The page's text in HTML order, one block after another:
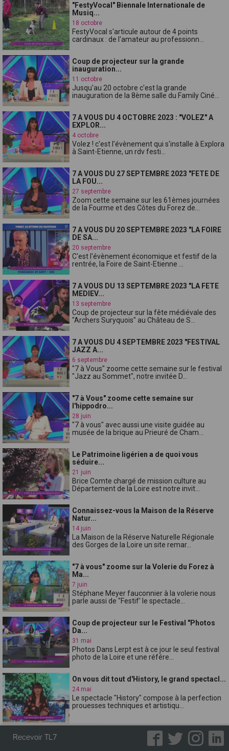
"FestyVocal" Biennale Internationale de
Musiq...
18 octobre
FestyVocal s'articule autour de 4 points
cardinaux : de l'amateur au professionn...
Coup de projecteur sur la grande
inauguration...
11 octobre
Jusqu'au 20 octobre c'est la grande
inauguration de la 8ème salle du Family Ciné...
7 A VOUS DU 4 OCTOBRE 2023 : "VOLEZ" A
EXPLOR...
4 octobre
Volez ! c'est l'évènement qui s'installe à Explora
à Saint-Etienne, un rdv festi...
7 A VOUS DU 27 SEPTEMBRE 2023 "FETE DE
LA FOU...
27 septembre
Zoom cette semaine sur les 61èmes journées
de la Fourme et des Côtes du Forez de...
7 A VOUS DU 20 SEPTEMBRE 2023 "LA FOIRE
DE SA...
20 septembre
C'est l'évènement économique et festif de la
rentrée, la Foire de Saint-Etienne ...
7 A VOUS DU 13 SEPTEMBRE 2023 "LA FETE
MEDIEV...
13 septembre
Coup de projecteur sur la fête médiévale des
"Archers Suryquois" au Château de S...
7 A VOUS DU 4 SEPTEMBRE 2023 "FESTIVAL
JAZZ A...
6 septembre
"7 à Vous" zoome cette semaine sur le festival
"Jazz au Sommet", notre invitée D...
"7 à Vous" zoome cette semaine sur
l'hippodro...
28 juin
"7 à vous" avec aussi une visite guidée au
musée de la brique au Prieuré de Cham...
Le Patrimoine ligérien a de quoi vous
séduire...
21 juin
Brice Comte chargé de mission culture au
Département de la Loire est notre invit...
Connaissez-vous la Maison de la Réserve
Natur...
14 juin
La Maison de la Réserve Naturelle Régionale
des Gorges de la Loire un site remar...
"7 à vous" zoome sur la Volerie du Forez à
Ma...
7 juin
Stéphane Meyer fauconnier à la volerie nous
parle aussi de "Festif' le spectacle...
Coup de projecteur sur le Festival "Photos
Da...
31 mai
Photos Dans Lerpt est à ce jour le seul festival
photo de la Loire et une référe...
On vous dit tout d'History, le grand spectacl...
24 mai
Le spectacle "History" compose à la perfection
prouesses techniques et artistiqu...
Elle a été élue Miss Loire 2023, Chloé Victoi...
Recevoir TL7